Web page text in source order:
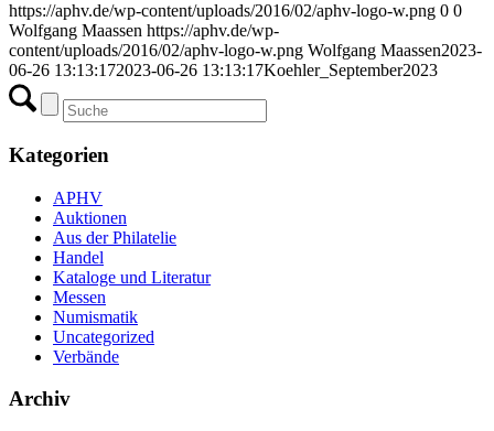
https://aphv.de/wp-content/uploads/2016/02/aphv-logo-w.png 0 0
Wolfgang Maassen https://aphv.de/wp-
content/uploads/2016/02/aphv-logo-w.png Wolfgang Maassen2023-
06-26 13:13:172023-06-26 13:13:17Koehler_September2023
Kategorien
APHV
Auktionen
Aus der Philatelie
Handel
Kataloge und Literatur
Messen
Numismatik
Uncategorized
Verbände
Archiv